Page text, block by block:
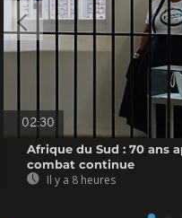
02:30
Afrique du Sud : 70 ans
combat continue
Il y a 8 heures